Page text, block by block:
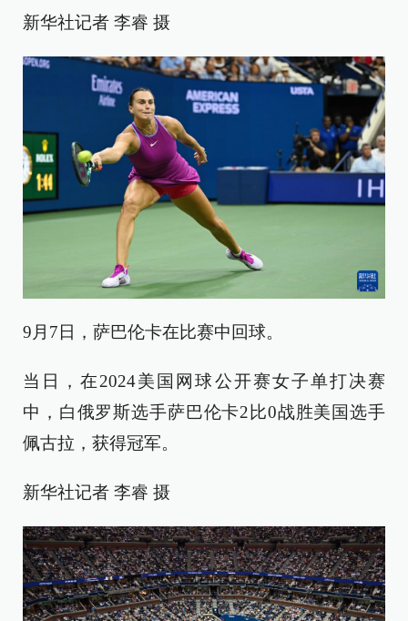
新华社记者 李睿 摄
9月7日，萨巴伦卡在比赛中回球。
当日，在2024美国网球公开赛女子单打决赛
中，白俄罗斯选手萨巴伦卡2比0战胜美国选手
佩古拉，获得冠军。
新华社记者 李睿 摄